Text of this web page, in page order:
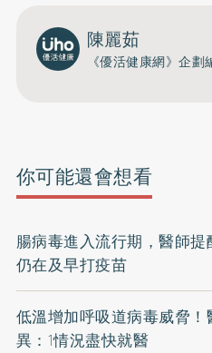
陳麗茹
《優活健康網》企劃
你可能還會想看
腸病毒進入流行期，醫師
仍在及早打疫苗
低溫增加呼吸道病毒威脅
異：1情況盡快就醫